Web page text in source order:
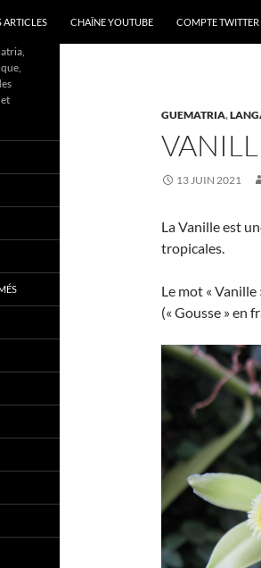
ARTICLES
CHAÎNE YOUTUBE COMPTE TWITTER
GUEMATRIA,
13 JUIN 2021
La Vanille est
tropicales.
Le mot « Vanille
(« Gousse » en